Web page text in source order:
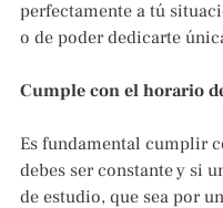
perfectamente a tú
o de poder dedicarte
Cumple con el horario
Es fundamental cumplir
debes ser constante y si
de estudio, que sea por